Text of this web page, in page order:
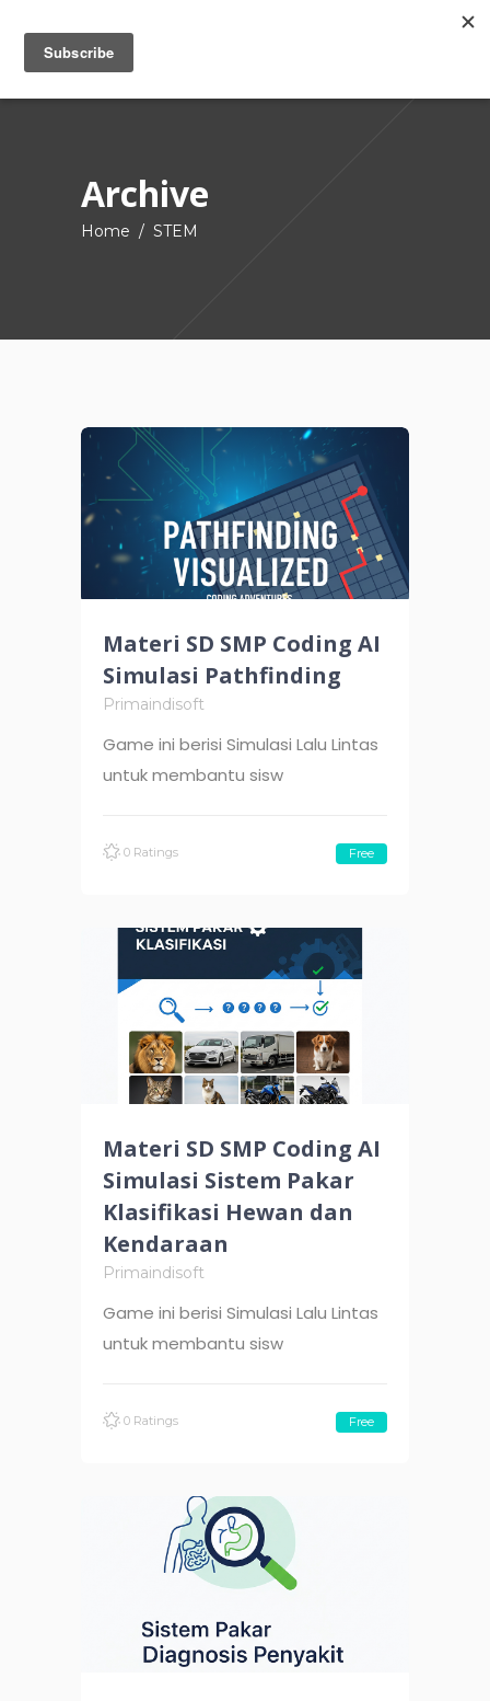
Archive
Home / STEM
Materi SD SMP Coding AI
Simulasi Pathfinding
Primaindisoft
Game ini berisi Simulasi Lalu Lintas
untuk membantu sisw
0 Ratings Free
Materi SD SMP Coding AI
Simulasi Sistem Pakar
Klasifikasi Hewan dan
Kendaraan
Primaindisoft
Game ini berisi Simulasi Lalu Lintas
untuk membantu sisw
0 Ratings Free